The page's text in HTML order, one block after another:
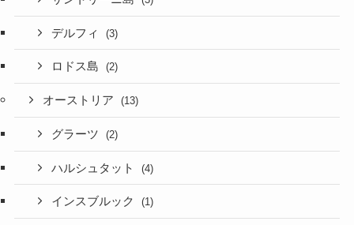
デルフィ (3)
ロドス島 (2)
オーストリア (13)
グラーツ (2)
ハルシュタット (4)
インスブルック (1)